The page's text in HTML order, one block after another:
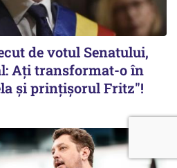
de votul Senatului,
Ați transformat-o în
şi prinţişorul Fritz"!